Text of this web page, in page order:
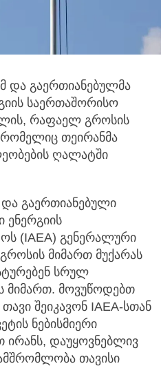
და გაერთიანებულმა
საერთაშორისო
რაფაელ გროსის
რომელიც თეირანმა
ღალატში
და გაერთიანებული
ენერგიის
(IAEA) გენერალური
მიმართ მუქარას
სრულ
მიმართ. მოვუწოდებთ
შეიკავონ IAEA-სთან
ნებისმიერი
ირანს, დაუყოვნებლივ
თავისი